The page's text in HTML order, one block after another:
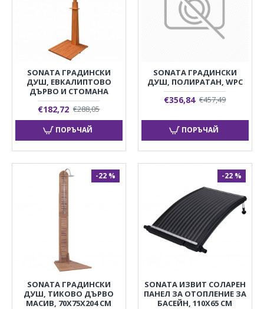
SONATA ГРАДИНСКИ
ДУШ, ЕВКАЛИПТОВО
ДЪРВО И СТОМАНА
€182,72 €288,05
ПОРЪЧАЙ
SONATA ГРАДИНСКИ
ДУШ, ПОЛИРАТАН, WPC
€356,84 €457,49
ПОРЪЧАЙ
-22 %
SONATA ГРАДИНСКИ
ДУШ, ТИКОВО ДЪРВО
МАСИВ, 70X75X204 СМ
-22 %
SONATA ИЗВИТ СОЛАРЕН
ПАНЕЛ ЗА ОТОПЛЕНИЕ ЗА
БАСЕЙН, 110X65 СМ